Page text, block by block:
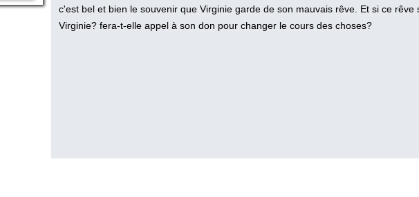
c'est bel et bien le souvenir que Virginie garde de son mauvais rêve. Et si ce rêve
Virginie? fera-t-elle appel à son don pour changer le cours des choses?